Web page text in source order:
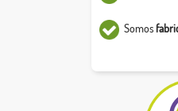
Somos